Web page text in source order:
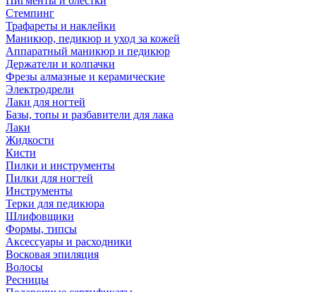
Стемпинг
Трафареты и наклейки
Маникюр, педикюр и уход за кожей
Аппаратный маникюр и педикюр
Держатели и колпачки
Фрезы алмазные и керамические
Электродрели
Лаки для ногтей
Базы, топы и разбавители для лака
Лаки
Жидкости
Кисти
Пилки и инструменты
Пилки для ногтей
Инструменты
Терки для педикюра
Шлифовщики
Формы, типсы
Аксессуары и расходники
Восковая эпиляция
Волосы
Ресницы